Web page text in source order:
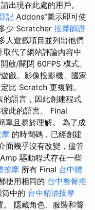
出現在此處的用戶。
記 Addons”圖示即可使
少 Scratcher 按摩師證
人遊戲項目並列出他們
代了網站評論內容中
啟/關閉 60FPS 模式。
戲、影像投影機、國家
比 Scratch 更複雜。
的語言，因此創建程式
此的語言。 Final
單且易於理解。 為了成
的時間碼，已經創建
面幾乎沒有改變，儘管
驅動程式存在一些
按摩 所有 Final 台中體
使用相同的 台中整骨推
中的 台中精油按摩
。 隱藏角色、服裝和聲